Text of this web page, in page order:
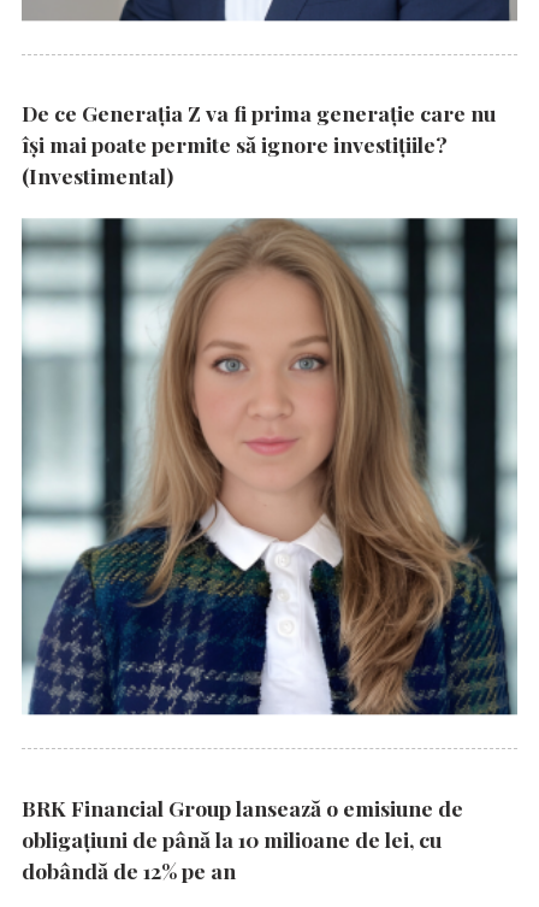
De ce Generația Z va fi prima generație care nu
își mai poate permite să ignore investițiile?
(Investimental)
BRK Financial Group lansează o emisiune de
obligațiuni de până la 10 milioane de lei, cu
dobândă de 12% pe an